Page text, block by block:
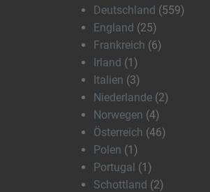
Deutschland (559)
England (25)
Frankreich (6)
Irland (1)
Italien (3)
Niederlande (2)
Norwegen (4)
Österreich (46)
Polen (1)
Portugal (1)
Schottland (2)